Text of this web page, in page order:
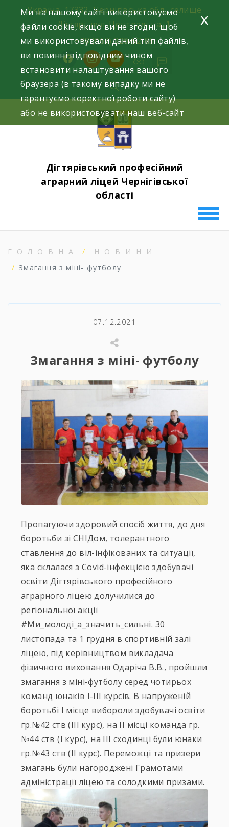
content
Україна, 17332, Чернігівська обл., селище
Дігтярі, вул. Центральна, 1.
+38 (063) 220-52-85
facebookinstagramyoutube
Дігтярівський професійний
аграрний ліцей Чернігівської
області
ГОЛОВНА
НОВИНИ
Змагання з міні- футболу
07.12.2021
Змагання з міні- футболу
Пропагуючи здоровий спосіб життя, до дня
боротьби зі СНІДом, толерантного
ставлення до віл-інфікованих та ситуації,
яка склалася з Covid-інфекцією здобувачі
освіти Дігтярівського професійного
аграрного ліцею долучилися до
регіональної акції
#Ми_молоді_а_значить_сильні. 30
листопада та 1 грудня в спортивній залі
ліцею, під керівництвом викладача
фізичного виховання Одаріча В.В., пройшли
змагання з міні-футболу серед чотирьох
команд юнаків І-ІІІ курсів. В напруженій
боротьбі І місце вибороли здобувачі освіти
гр.№42 ств (ІІІ курс), на ІІ місці команда гр.
№44 ств (І курс), на ІІІ сходинці були юнаки
гр.№43 ств (ІІ курс). Переможці та призери
змагань були нагороджені Грамотами
адміністрації ліцею та солодкими призами.
Ми на нашому сайті використовуємо
файли cookie, якщо ви не згодні, щоб
ми використовували даний тип файлів,
ви повинні відповідним чином
встановити налаштування вашого
браузера (в такому випадку ми не
гарантуємо коректної роботи сайту)
або не використовувати наш веб-сайт
x